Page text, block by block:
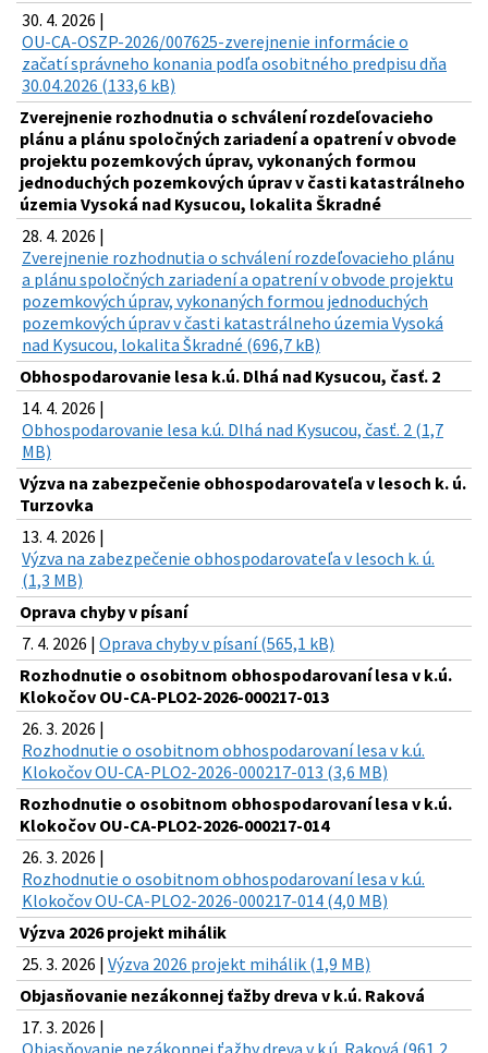
30. 4. 2026 |
OU-CA-OSZP-2026/007625-zverejnenie informácie o
začatí správneho konania podľa osobitného predpisu dňa
30.04.2026 (133,6 kB)
Zverejnenie rozhodnutia o schválení rozdeľovacieho
plánu a plánu spoločných zariadení a opatrení v obvode
projektu pozemkových úprav, vykonaných formou
jednoduchých pozemkových úprav v časti katastrálneho
územia Vysoká nad Kysucou, lokalita Škradné
28. 4. 2026 |
Zverejnenie rozhodnutia o schválení rozdeľovacieho plánu
a plánu spoločných zariadení a opatrení v obvode projektu
pozemkových úprav, vykonaných formou jednoduchých
pozemkových úprav v časti katastrálneho územia Vysoká
nad Kysucou, lokalita Škradné (696,7 kB)
Obhospodarovanie lesa k.ú. Dlhá nad Kysucou, časť. 2
14. 4. 2026 |
Obhospodarovanie lesa k.ú. Dlhá nad Kysucou, časť. 2 (1,7
MB)
Výzva na zabezpečenie obhospodarovateľa v lesoch k. ú.
Turzovka
13. 4. 2026 |
Výzva na zabezpečenie obhospodarovateľa v lesoch k. ú.
(1,3 MB)
Oprava chyby v písaní
7. 4. 2026 | Oprava chyby v písaní (565,1 kB)
Rozhodnutie o osobitnom obhospodarovaní lesa v k.ú.
Klokočov OU-CA-PLO2-2026-000217-013
26. 3. 2026 |
Rozhodnutie o osobitnom obhospodarovaní lesa v k.ú.
Klokočov OU-CA-PLO2-2026-000217-013 (3,6 MB)
Rozhodnutie o osobitnom obhospodarovaní lesa v k.ú.
Klokočov OU-CA-PLO2-2026-000217-014
26. 3. 2026 |
Rozhodnutie o osobitnom obhospodarovaní lesa v k.ú.
Klokočov OU-CA-PLO2-2026-000217-014 (4,0 MB)
Výzva 2026 projekt mihálik
25. 3. 2026 | Výzva 2026 projekt mihálik (1,9 MB)
Objasňovanie nezákonnej ťažby dreva v k.ú. Raková
17. 3. 2026 |
Objasňovanie nezákonnej ťažby dreva v k.ú. Raková (961,2